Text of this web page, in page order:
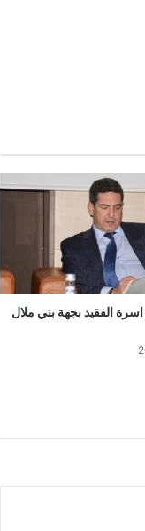
الفقيد بجهة بني ملال